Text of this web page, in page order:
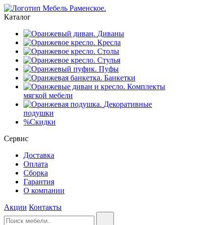
Каталог
Диваны
Кресла
Столы
Стулья
Пуфы
Банкетки
Комплекты
мягкой мебели
Декоративные
подушки
%Скидки
Сервис
Доставка
Оплата
Сборка
Гарантия
О компании
Акции Контакты